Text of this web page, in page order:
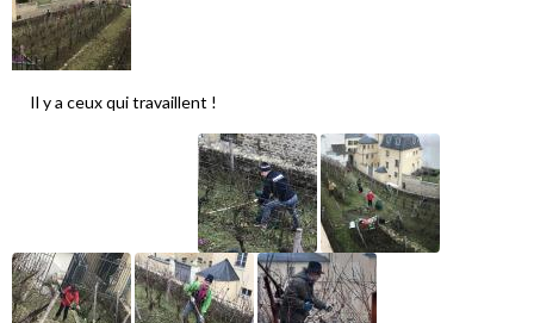
Il y a ceux qui travaillent !